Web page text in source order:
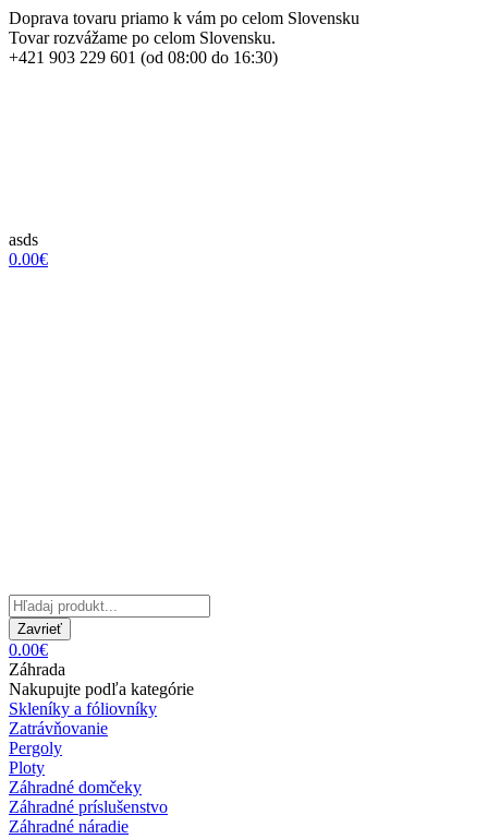
Doprava tovaru priamo k vám po celom Slovensku
Tovar rozvážame po celom Slovensku.
+421 903 229 601 (od 08:00 do 16:30)
asds
0.00€
Zavrieť
0.00€
Záhrada
Nakupujte podľa kategórie
Skleníky a fóliovníky
Zatrávňovanie
Pergoly
Ploty
Záhradné domčeky
Záhradné príslušenstvo
Záhradné náradie